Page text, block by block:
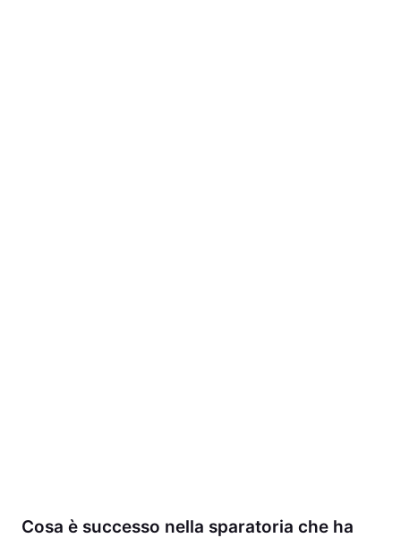
Cosa è successo nella sparatoria che ha